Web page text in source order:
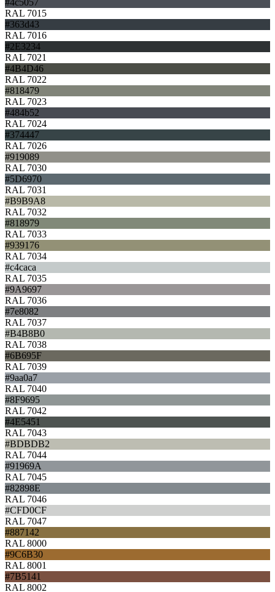
RAL 7015
#363d43
RAL 7016
#2E3234
RAL 7021
#4B4D46
RAL 7022
#818479
RAL 7023
#484b52
RAL 7024
#374447
RAL 7026
#919089
RAL 7030
#5D6970
RAL 7031
#B9B9A8
RAL 7032
#818979
RAL 7033
#939176
RAL 7034
#c4caca
RAL 7035
#9A9697
RAL 7036
#7e8082
RAL 7037
#B4B8B0
RAL 7038
#6B695F
RAL 7039
#9aa0a7
RAL 7040
#8F9695
RAL 7042
#4E5451
RAL 7043
#BDBDB2
RAL 7044
#91969A
RAL 7045
#82898E
RAL 7046
#CFD0CF
RAL 7047
#887142
RAL 8000
#9C6B30
RAL 8001
#7B5141
RAL 8002